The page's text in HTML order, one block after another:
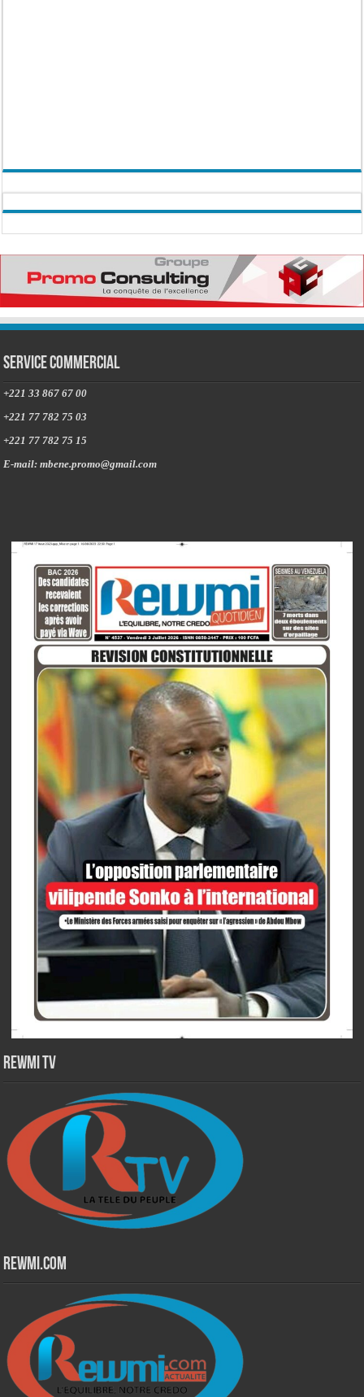
Service commercial
+221 33 867 67 00
+221 77 782 75 03
+221 77 782 75 15
E-mail: mbene.promo@gmail.com
Rewmi TV
Rewmi.Com